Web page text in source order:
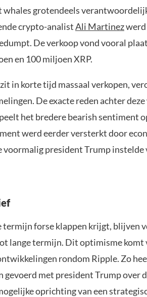
whales grotendeels
crypto-analistAli Martinez
De verkoop vond vooral
en 100 miljoen XRP.
in korte tijd massaal verkopen,
De exacte reden achter
het bredere bearish sentiment
werd eerder versterkt door
voormalig president Trump instelde
termijn forse klappen krijgt, blijven
lange termijn. Dit optimisme
rondom Ripple. Zo
gevoerd met president Trump over
oprichting van een